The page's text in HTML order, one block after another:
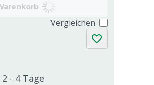
- 4 Tage
Vergleichen